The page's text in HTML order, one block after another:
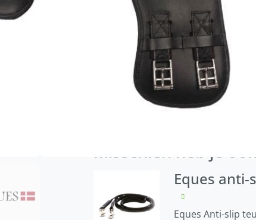
Singel maat
40 cm 45 cm
Misschien heb je
Eques
Eques Anti-slip